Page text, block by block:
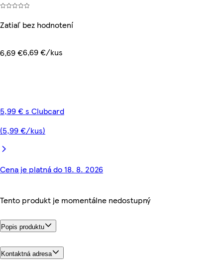
Zatiaľ bez hodnotení
6,69 €6,69 €/kus
5,99 € s Clubcard
(5,99 €/kus)
Cena je platná do 18. 8. 2026
Tento produkt je momentálne nedostupný
Popis produktu
Kontaktná adresa